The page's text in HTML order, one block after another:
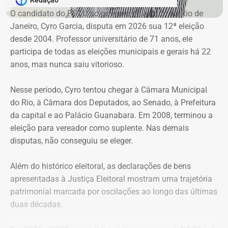
pagamento pode ser realizado por Pix ou cartão de
crédito diretamente no aplicativo.
Os 80 guardadores credenciados atuarão orientando os
motoristas sobre o funcionamento do sistema e a
utilização do aplicativo Jaé. Eles não recebem qualquer
de estacionamento é realizada exclusivamente pelo
aplicativo.
Mais de 37 mil validação na Lagoa
Implantado no dia 17 de julho em cerca de 900 vagas no
entorno da Lagoa Rodrigo de Freitas, o projeto piloto do
Rio Rotativo Digital já contabiliza mais de 37 mil
validações de períodos de estacionamento de duas
O candidato do PSTU ao governo do estado do Rio de
Janeiro, Cyro Garcia, disputa em 2026 sua 12ª eleição
desde 2004. Professor universitário de 71 anos, ele
participa de todas as eleições municipais e gerais há 22
anos, mas nunca saiu vitorioso.
Nesse período, Cyro tentou chegar à Câmara Municipal
do Rio, à Câmara dos Deputados, ao Senado, à Prefeitura
da capital e ao Palácio Guanabara. Em 2008, terminou a
eleição para vereador como suplente. Nas demais
disputas, não conseguiu se eleger.
Além do histórico eleitoral, as declarações de bens
apresentadas à Justiça Eleitoral mostram uma trajetória
patrimonial marcada por oscilações ao longo das últimas
duas décadas.